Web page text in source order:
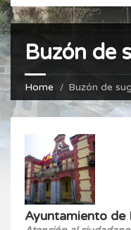
Buzón de
Home Buzón de
Ayuntamiento de